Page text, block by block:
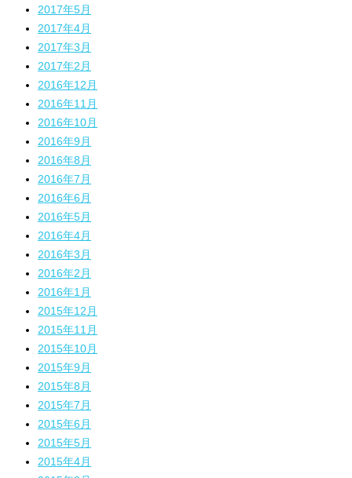
2017年5月
2017年4月
2017年3月
2017年2月
2016年12月
2016年11月
2016年10月
2016年9月
2016年8月
2016年7月
2016年6月
2016年5月
2016年4月
2016年3月
2016年2月
2016年1月
2015年12月
2015年11月
2015年10月
2015年9月
2015年8月
2015年7月
2015年6月
2015年5月
2015年4月